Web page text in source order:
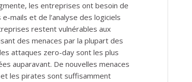
les entreprises ont besoin de
mails et de l’analyse des logiciels
restent vulnérables aux
des menaces par la plupart des
attaques zero-day sont les plus
auparavant. De nouvelles menaces
les pirates sont suffisamment